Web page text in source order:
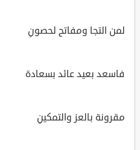
لمن التجا ومفاتح لحصونِ
فاسعد بعيد عائد بسعادة
مقرونة بالعز والتمكينِ